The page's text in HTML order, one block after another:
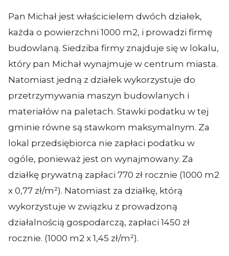
Pan Michał jest właścicielem dwóch działek,
każda o powierzchni 1000 m2, i prowadzi firmę
budowlaną. Siedziba firmy znajduje się w lokalu,
który pan Michał wynajmuje w centrum miasta.
Natomiast jedną z działek wykorzystuje do
przetrzymywania maszyn budowlanych i
materiałów na paletach. Stawki podatku w tej
gminie równe są stawkom maksymalnym. Za
lokal przedsiębiorca nie zapłaci podatku w
ogóle, ponieważ jest on wynajmowany. Za
działkę prywatną zapłaci 770 zł rocznie (1000 m2
x 0,77 zł/m²). Natomiast za działkę, którą
wykorzystuje w związku z prowadzoną
działalnością gospodarczą, zapłaci 1450 zł
rocznie. (1000 m2 x 1,45 zł/m²).